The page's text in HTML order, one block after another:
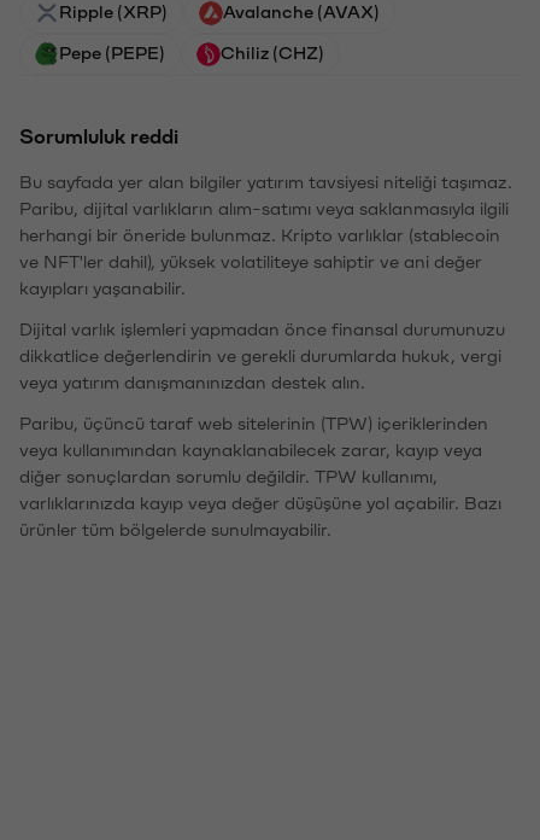
Ripple (XRP) Avalanche (AVAX)
Pepe (PEPE) Chiliz (CHZ)
Sorumluluk reddi
Bu sayfada yer alan bilgiler yatırım tavsiyesi niteliği taşımaz.
Paribu, dijital varlıkların alım-satımı veya saklanmasıyla ilgili
herhangi bir öneride bulunmaz. Kripto varlıklar (stablecoin
ve NFT'ler dahil), yüksek volatiliteye sahiptir ve ani değer
kayıpları yaşanabilir.
Dijital varlık işlemleri yapmadan önce finansal durumunuzu
dikkatlice değerlendirin ve gerekli durumlarda hukuk, vergi
veya yatırım danışmanınızdan destek alın.
Paribu, üçüncü taraf web sitelerinin (TPW) içeriklerinden
veya kullanımından kaynaklanabilecek zarar, kayıp veya
diğer sonuçlardan sorumlu değildir. TPW kullanımı,
varlıklarınızda kayıp veya değer düşüşüne yol açabilir. Bazı
ürünler tüm bölgelerde sunulmayabilir.